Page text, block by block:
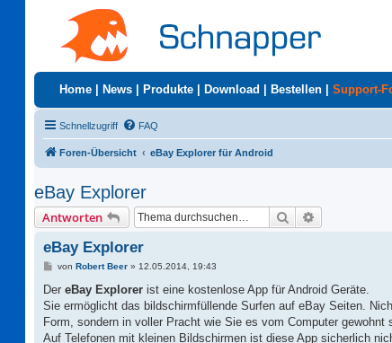
Home News Produkte Download Bestellen Support-
Schnellzugriff FAQ
Foren-Übersicht eBay Explorer für Android
eBay Explorer
Antworten Suche
eBay Explorer
B
i
r
a
von Robert Beer» 12.05.2014, 19:43
Der eBay Explorer ist eine kostenlose App für Android Geräte.
Sie ermöglicht das bildschirmfüllende Surfen auf eBay Seiten.
Form, sondern in voller Pracht wie Sie es vom Computer gewohnt
Auf Telefonen mit kleinen Bildschirmen ist diese App sicherlich